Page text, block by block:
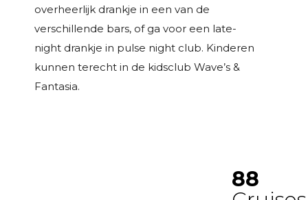
overheerlijk drankje in een van de
verschillende bars, of ga voor een late-
night drankje in pulse night club. Kinderen
kunnen terecht in de kidsclub Wave’s &
Fantasia.